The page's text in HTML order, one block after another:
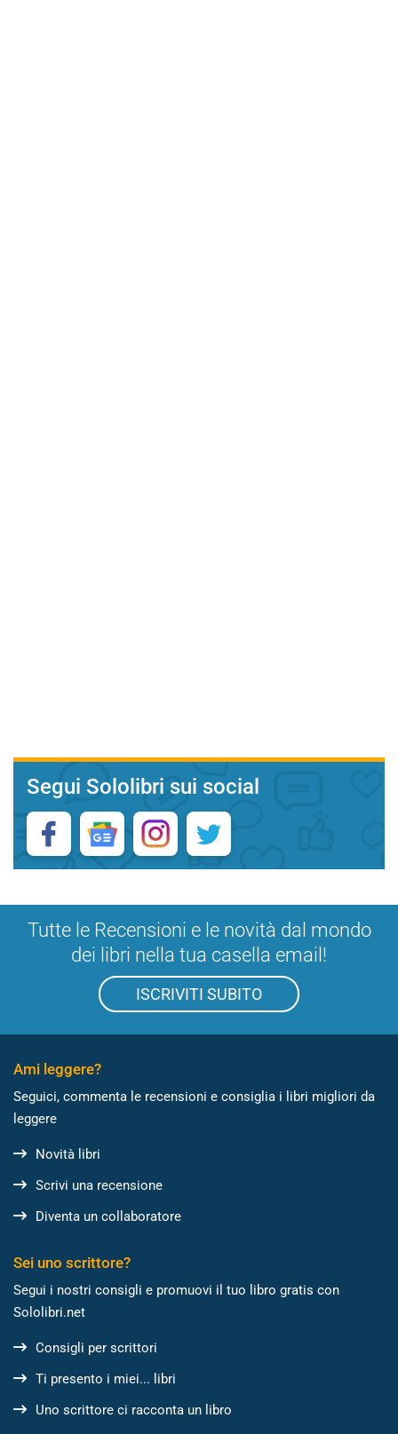
Segui Sololibri sui social
Tutte le Recensioni e le novità dal mondo
dei libri nella tua casella email!
ISCRIVITI SUBITO
Ami leggere?
Seguici, commenta le recensioni e consiglia i libri migliori da
leggere
Novità libri
Scrivi una recensione
Diventa un collaboratore
Sei uno scrittore?
Segui i nostri consigli e promuovi il tuo libro gratis con
Sololibri.net
Consigli per scrittori
Ti presento i miei... libri
Uno scrittore ci racconta un libro